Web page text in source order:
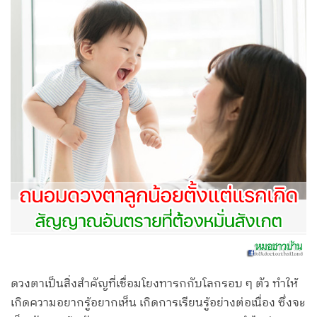
ดวงตาเป็นสิ่งสำคัญที่เชื่อมโยงทารกกับโลกรอบ ๆ ตัว ทำให้
เกิดความอยากรู้อยากเห็น เกิดการเรียนรู้อย่างต่อเนื่อง ซึ่งจะ